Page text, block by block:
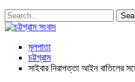
মূলপাতা
চট্টগ্রাম
সাইবার নিরাপত্তা আইন বাতিলের